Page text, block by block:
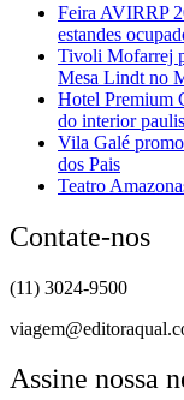
Feira AVIRRP
estandes
Tivoli Mofarrej
Mesa Lindt no
Hotel Premium
do interior
Vila Galé
dos Pais
Teatro
Contate-nos
(11) 3024-9500
Assine nossa